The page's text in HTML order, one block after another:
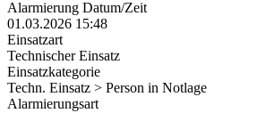
Alarmierung Datum/Zeit
01.03.2026 15:48
Einsatzart
Technischer Einsatz
Einsatzkategorie
Techn. Einsatz > Person in Notlage
Alarmierungsart